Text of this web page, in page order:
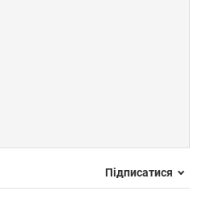
Підписатися